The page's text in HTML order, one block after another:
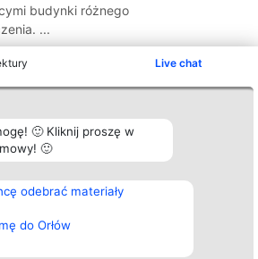
Live chat
🙂 Kliknij proszę w
🙂
odebrać materiały
do Orłów
budynki różnego
...
Plebiscyt
Laureaci
Lista
wszystkich
Laureatów
Zasady
Polityka
Prywatności
Kontakt
Kontakt